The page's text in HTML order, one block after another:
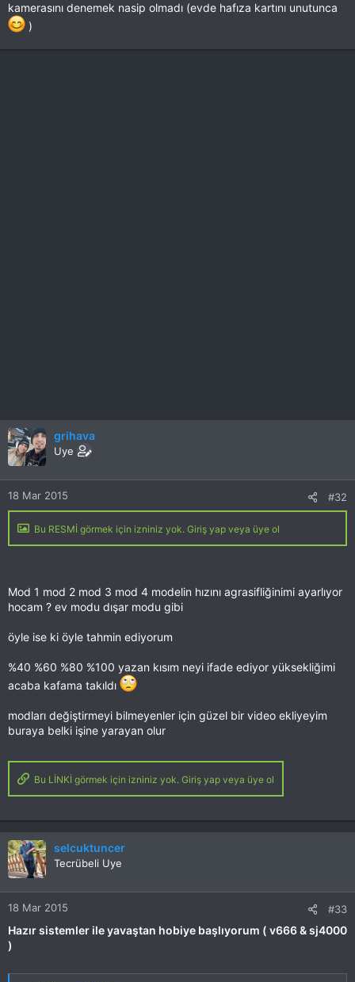
kamerasını denemek nasip olmadı (evde hafıza kartını unutunca
)
grihava
Uye
18 Mar 2015 #32
Bu RESMİ görmek için izniniz yok. Giriş yap veya üye ol
Mod 1 mod 2 mod 3 mod 4 modelin hızını agrasifliğinimi ayarlıyor
hocam ? ev modu dışar modu gibi
öyle ise ki öyle tahmin ediyorum
%40 %60 %80 %100 yazan kısım neyi ifade ediyor yüksekliğimi
acaba kafama takıldı
modları değiştirmeyi bilmeyenler için güzel bir video ekliyeyim
buraya belki işine yarayan olur
Bu LİNKİ görmek için izniniz yok. Giriş yap veya üye ol
selcuktuncer
Tecrübeli Uye
18 Mar 2015 #33
Hazır sistemler ile yavaştan hobiye başlıyorum ( v666 & sj4000
)